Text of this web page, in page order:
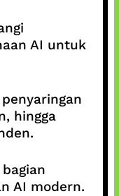
AI untuk
hingga
AI modern.